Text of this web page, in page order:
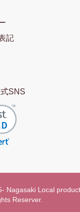
記
SNS
Nagasaki Local
Reserver.